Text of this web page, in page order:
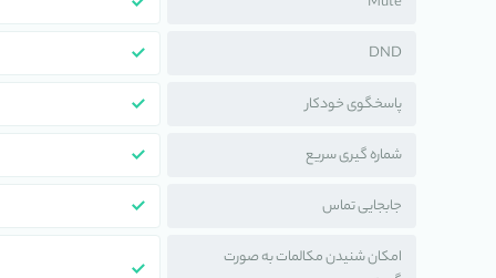
DND
پاسخگوی خودکار
شماره گیری سریع
جابجایی تماس
امکان شنیدن مکالمات به صورت